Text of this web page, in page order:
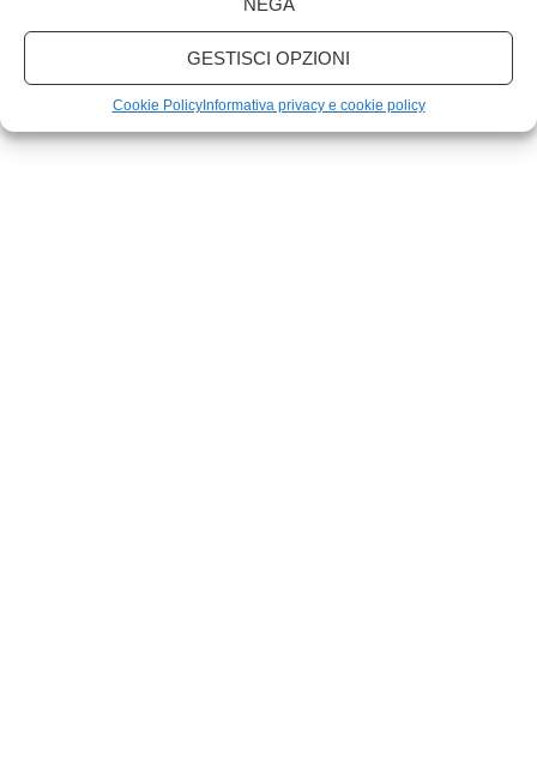
GESTISCI OPZIONI
Cookie PolicyInformativa privacy e cookie policy